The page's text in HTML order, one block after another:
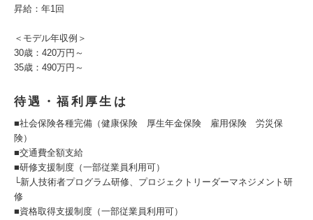
昇給：年1回
＜モデル年収例＞
30歳：420万円～
35歳：490万円～
待遇・福利厚生は
■社会保険各種完備（健康保険 厚生年金保険 雇用保険 労災保
険）
■交通費全額支給
■研修支援制度（一部従業員利用可）
└新人技術者プログラム研修、プロジェクトリーダーマネジメント研
修
■資格取得支援制度（一部従業員利用可）